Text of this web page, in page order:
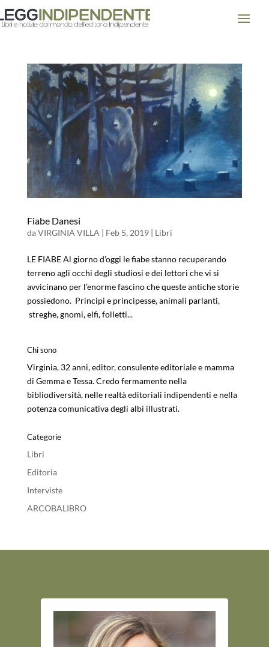
Fiabe Danesi
daVIRGINIA VILLA | Feb 5, 2019| Libri
LE FIABE Al giorno d’oggi le fiabe stanno recuperando
terreno agli occhi degli studiosi e dei lettori che vi si
avvicinano per l’enorme fascino che queste antiche storie
possiedono. Principi e principesse, animali parlanti,
streghe, gnomi, elfi, folletti...
Chi sono
Virginia, 32 anni, editor, consulente editoriale e mamma
di Gemma e Tessa. Credo fermamente nella
bibliodiversità, nelle realtà editoriali indipendenti e nella
potenza comunicativa degli albi illustrati.
Categorie
Libri
Editoria
Interviste
ARCOBALIBRO